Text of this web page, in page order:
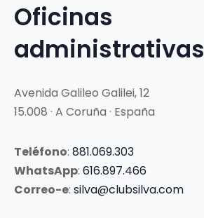
Oficinas
administrativas
Avenida Galileo Galilei, 12
15.008 · A Coruña · España
Teléfono: 881.069.303
WhatsApp: 616.897.466
Correo-e: silva@clubsilva.com